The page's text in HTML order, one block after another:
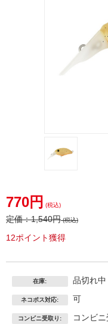
770円 (税込)
定価：1,540円(税込)
12ポイント獲得
在庫: 品切れ中
ネコポス対応: 可
コンビニ受取り: コンビ